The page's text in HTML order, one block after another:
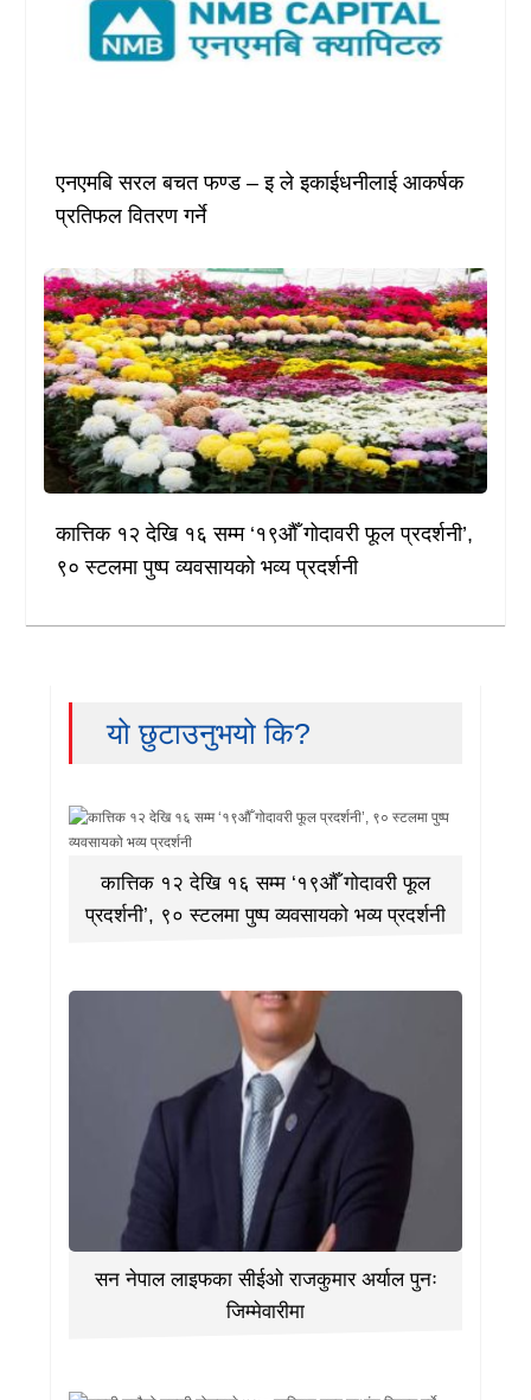
एनएमबि सरल बचत फण्ड – इ ले इकाईधनीलाई आकर्षक
प्रतिफल वितरण गर्ने
कात्तिक १२ देखि १६ सम्म ‘१९औँ गोदावरी फूल प्रदर्शनी’,
९० स्टलमा पुष्प व्यवसायको भव्य प्रदर्शनी
यो छुटाउनुभयो कि?
कात्तिक १२ देखि १६ सम्म ‘१९औँ गोदावरी फूल
प्रदर्शनी’, ९० स्टलमा पुष्प व्यवसायको भव्य प्रदर्शनी
सन नेपाल लाइफका सीईओ राजकुमार अर्याल पुनः
जिम्मेवारीमा